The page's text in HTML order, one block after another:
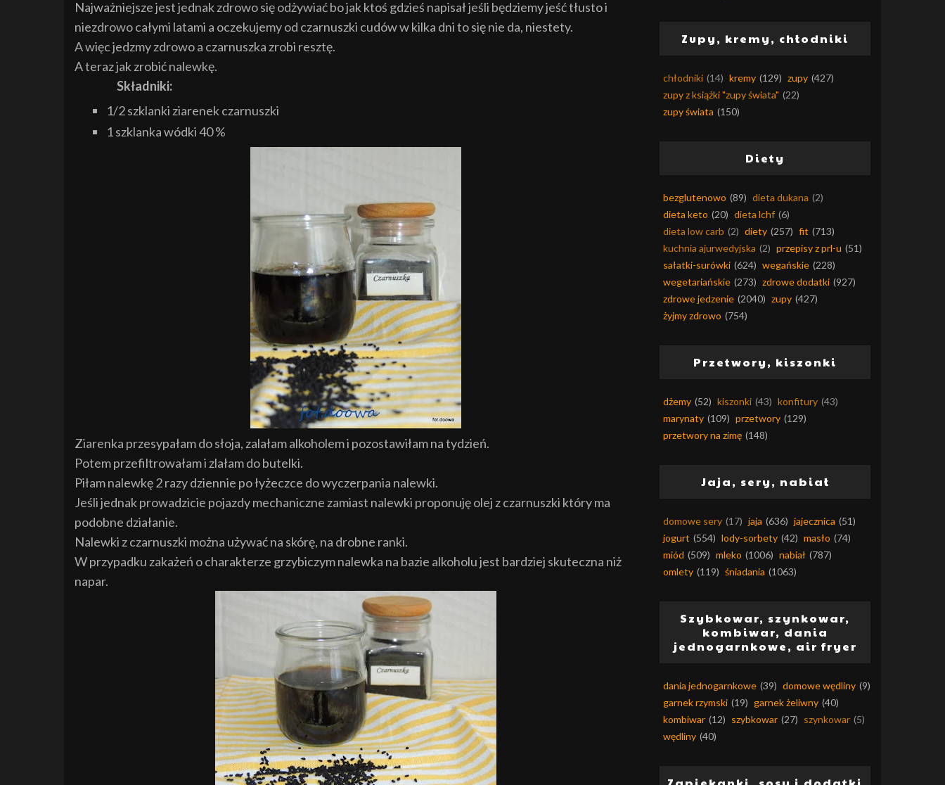
Najważniejsze jest jednak zdrowo się odżywiać bo jak ktoś gdzieś napisał jeśli będziemy jeść tłusto i
niezdrowo całymi latami a oczekujemy od czarnuszki cudów w kilka dni to się nie da, niestety.
A więc jedzmy zdrowo a czarnuszka zrobi resztę.
A teraz jak zrobić nalewkę.
Składniki:
1/2 szklanki ziarenek czarnuszki
1 szklanka wódki 40 %
Ziarenka przesypałam do słoja, zalałam alkoholem i pozostawiłam na tydzień.
Potem przefiltrowałam i zlałam do butelki.
Piłam nalewkę 2 razy dziennie po łyżeczce do wyczerpania nalewki.
Jeśli jednak prowadzicie pojazdy mechaniczne zamiast nalewki proponuję olej z czarnuszki który ma
podobne działanie.
Nalewki z czarnuszki można używać na skórę, na drobne ranki.
W przypadku zakażeń o charakterze grzybiczym nalewka na bazie alkoholu jest bardziej skuteczna niż
napar.
Zupy, kremy, chłodniki
chłodniki (14) kremy (129) zupy (427)
zupy z książki "zupy świata" (22)
zupy świata (150)
Diety
bezglutenowo (89) dieta dukana (2)
dieta keto (20) dieta lchf (6)
dieta low carb (2) diety (257) fit (713)
kuchnia ajurwedyjska (2) przepisy z prl-u (51)
sałatki-surówki (624) wegańskie (228)
wegetariańskie (273) zdrowe dodatki (927)
zdrowe jedzenie (2040) zupy (427)
żyjmy zdrowo (754)
Przetwory, kiszonki
dżemy (52) kiszonki (43) konfitury (43)
marynaty (109) przetwory (129)
przetwory na zimę (148)
Jaja, sery, nabiał
domowe sery (17) jaja (636) jajecznica (51)
jogurt (554) lody-sorbety (42) masło (74)
miód (509) mleko (1006) nabiał (787)
omlety (119) śniadania (1063)
Szybkowar, szynkowar,
kombiwar, dania
jednogarnkowe, air fryer
dania jednogarnkowe (39) domowe wędliny (9)
garnek rzymski (19) garnek żeliwny (40)
kombiwar (12) szybkowar (27) szynkowar (5)
wędliny (40)